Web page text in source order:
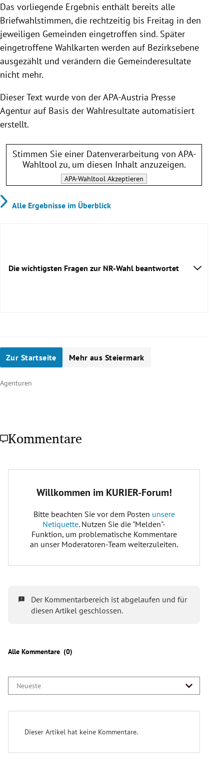
Das vorliegende Ergebnis enthält bereits alle
Briefwahlstimmen, die rechtzeitig bis Freitag in den
jeweiligen Gemeinden eingetroffen sind. Später
eingetroffene Wahlkarten werden auf Bezirksebene
ausgezählt und verändern die Gemeinderesultate
nicht mehr.
Dieser Text wurde von der APA-Austria Presse
Agentur auf Basis der Wahlresultate automatisiert
erstellt.
Stimmen Sie einer Datenverarbeitung von APA-
Wahltoolzu, um diesen Inhalt anzuzeigen.
APA-Wahltool Akzeptieren
Alle Ergebnisse im Überblick
Die wichtigsten Fragen zur NR-Wahl beantwortet
Was genau wird bei der NR-Wahl gewählt?
183 Abgeordnete
Wann war die letzte Nationalratswahl in
Österreich?
29. September 2019
Wer ist bei der Nationalratswahl wahlberechtigt?
im Jahr 2024
6,3 Millionen Personen
wahlberechtigt endgültige Zahl folgt am 27.
Welche Parteien treten bei der NR-Wahl an?
ÖVP,SPÖ,FPÖ,Grüne,Neos,
Zur Startseite Mehr aus Steiermark
Agenturen
Kommentare